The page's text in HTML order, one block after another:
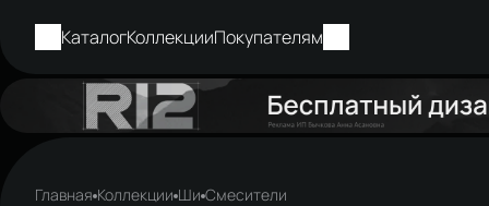
КаталогКоллекцииПокупателям
Главная Коллекции Ши Смесители